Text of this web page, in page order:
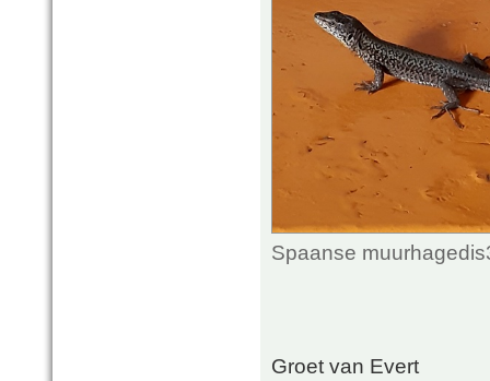
Spaanse
Groet van Evert